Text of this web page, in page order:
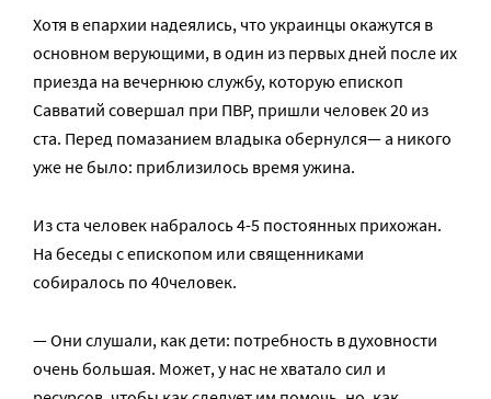
Хотя в епархии надеялись, что украинцы окажутся в
основном верующими, в один из первых дней после их
приезда на вечернюю службу, которую епископ
Савватий совершал при ПВР, пришли человек 20 из
ста. Перед помазанием владыка обернулся— а никого
уже не было: приблизилось время ужина.
Из ста человек набралось 4-5 постоянных прихожан.
На беседы с епископом или священниками
собиралось по 40человек.
— Они слушали, как дети: потребность в духовности
очень большая. Может, у нас не хватало сил и